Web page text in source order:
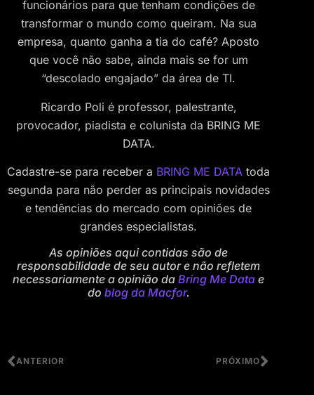
funcionários para que tenham condições de
transformar o mundo como queiram. Na sua
empresa, quanto ganha a tia do café? Aposto
que você não sabe, ainda mais se for um
“descolado engajado” da área de TI.
Ricardo Poli é professor, palestrante,
provocador, piadista e colunista da BRING ME
DATA.
Cadastre-se para receber a BRING ME DATA toda
segunda para não perder as principais novidades
e tendências do mercado com opiniões de
grandes especialistas.
As opiniões aqui contidas são de
responsabilidade de seu autor e não refletem
necessariamente a opinião da Bring Me Data e
do blog da Macfor.
ANTERIOR PRÓXIMO